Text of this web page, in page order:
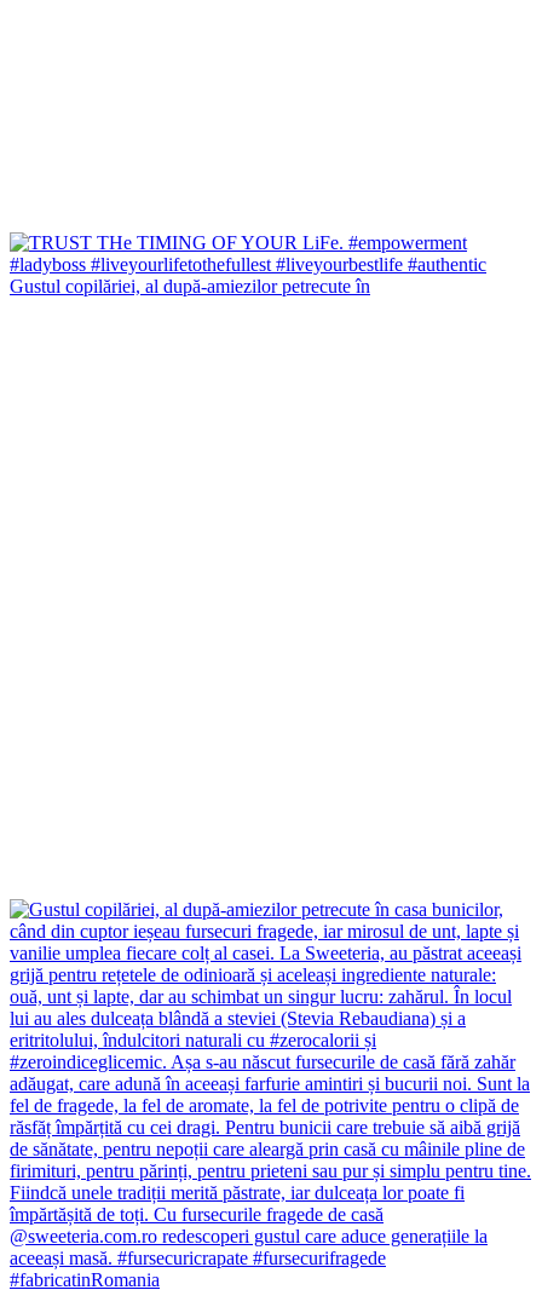
Gustul copilăriei, al după-amiezilor petrecute în